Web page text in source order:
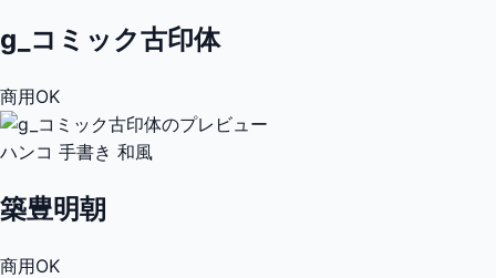
g_コミック古印体
商用OK
ハンコ 手書き 和風
築豊明朝
商用OK